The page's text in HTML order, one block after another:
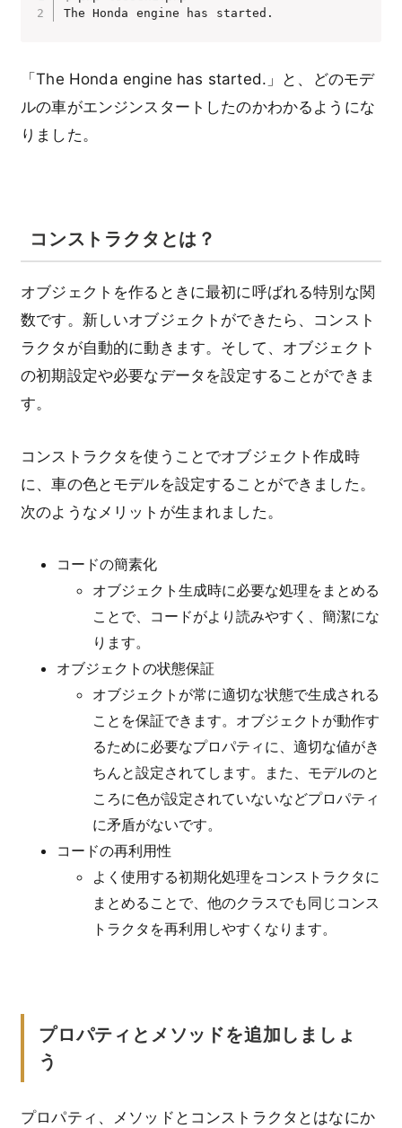
The Honda engine has started.
「The Honda engine has started.」と、どのモデ
ルの車がエンジンスタートしたのかわかるようにな
りました。
コンストラクタとは？
オブジェクトを作るときに最初に呼ばれる特別な関
数です。新しいオブジェクトができたら、コンスト
ラクタが自動的に動きます。そして、オブジェクト
の初期設定や必要なデータを設定することができま
す。
コンストラクタを使うことでオブジェクト作成時
に、車の色とモデルを設定することができました。
次のようなメリットが生まれました。
コードの簡素化
オブジェクト生成時に必要な処理をまとめる
ことで、コードがより読みやすく、簡潔にな
ります。
オブジェクトの状態保証
オブジェクトが常に適切な状態で生成される
ことを保証できます。オブジェクトが動作す
るために必要なプロパティに、適切な値がき
ちんと設定されてします。また、モデルのと
ころに色が設定されていないなどプロパティ
に矛盾がないです。
コードの再利用性
よく使用する初期化処理をコンストラクタに
まとめることで、他のクラスでも同じコンス
トラクタを再利用しやすくなります。
プロパティとメソッドを追加しましょ
う
プロパティ、メソッドとコンストラクタとはなにか